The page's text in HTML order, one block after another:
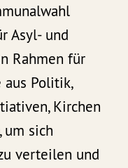
Asyl- und
Rahmen für
aus Politik,
Kirchen
um sich
verteilen und